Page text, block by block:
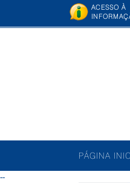
ACESSO À
PÁGINA
--